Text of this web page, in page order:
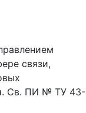
связи,
Св. ПИ № ТУ 43-